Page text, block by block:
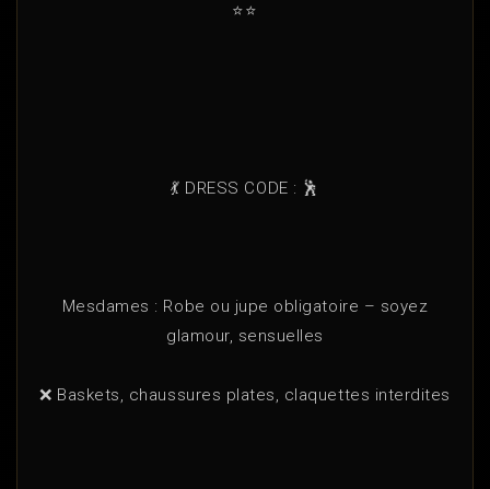
⭐⭐
💃 DRESS CODE : 🕺
Mesdames : Robe ou jupe obligatoire – soyez
glamour, sensuelles
❌ Baskets, chaussures plates, claquettes interdites